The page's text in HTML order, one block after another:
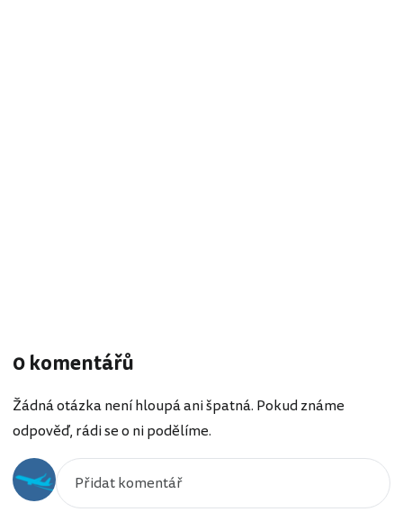
0 komentářů
Žádná otázka není hloupá ani špatná. Pokud známe
odpověď, rádi se o ni podělíme.